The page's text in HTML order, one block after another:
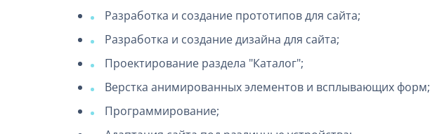
Разработка и создание прототипов для сайта;
Разработка и создание дизайна для сайта;
Проектирование раздела "Каталог";
Верстка анимированных элементов и всплывающих форм;
Программирование;